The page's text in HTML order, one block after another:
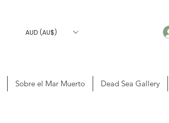
AUD (AU$)
Sobre el Mar Muerto Dead Sea Gallery